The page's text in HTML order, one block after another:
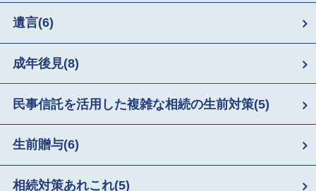
遺言(6)
成年後見(8)
民事信託を活用した複雑な相続の生前対策(5)
生前贈与(6)
相続対策あれこれ(5)